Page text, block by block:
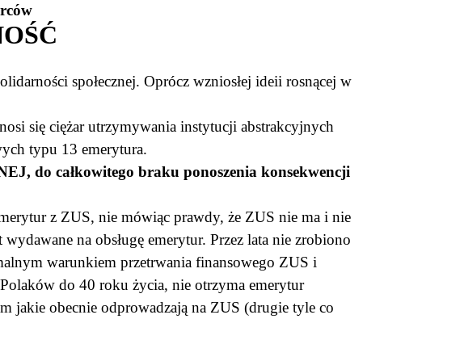
społecznej. Oprócz wzniosłej ideii rosnącej w
się ciężar utrzymywania instytucji abstrakcyjnych
typu 13 emerytura.
do całkowitego braku ponoszenia konsekwencji
z ZUS, nie mówiąc prawdy, że ZUS nie ma i nie
na obsługę emerytur. Przez lata nie zrobiono
warunkiem przetrwania finansowego ZUS i
do 40 roku życia, nie otrzyma emerytur
jakie obecnie odprowadzają na ZUS (drugie tyle co